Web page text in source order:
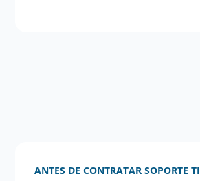
ANTES DE CONTRATAR SOPORTE TI